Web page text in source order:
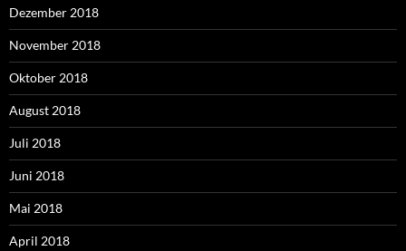
Dezember 2018
November 2018
Oktober 2018
August 2018
Juli 2018
Juni 2018
Mai 2018
April 2018